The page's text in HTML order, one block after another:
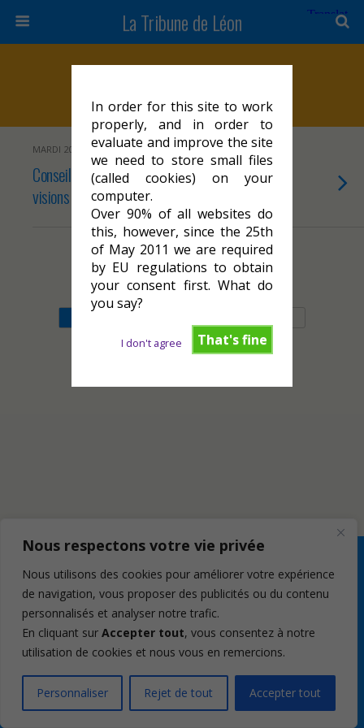
In order for this site to work
properly, and in order to
evaluate and improve the site
we need to store small files
(called cookies) on your
computer.
Over 90% of all websites do
this, however, since the 25th
of May 2011 we are required
by EU regulations to obtain
your consent first. What do
you say?
That's fine
I don't agree
Nous respectons votre vie privée
Nous utilisons des cookies pour améliorer votre expérience
de navigation, vous proposer des publicités ou du contenu
personnalisés et analyser notre trafic.
En cliquant sur Accepter tout, vous consentez à notre
utilisation de cookies et nous vous en remercions.
Personnaliser Rejet de tout Accepter tout
La Tribune de Léon
MARDI 20 SEPTEMBRE 2022
Conseil municipal de rentrée à Cahors : deux
visions s’opposent sur le sens des priorités !
Retour au début
Mobile